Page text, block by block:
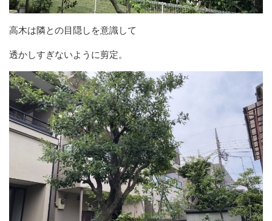
高木は隣との目隠しを意識して
透かしすぎないように剪定。